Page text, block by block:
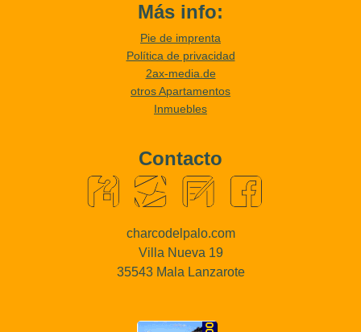
Más info:
Pie de imprenta
Política de privacidad
2ax-media.de
otros Apartamentos
Inmuebles
Contacto
charcodelpalo.com
Villa Nueva 19
35543 Mala Lanzarote